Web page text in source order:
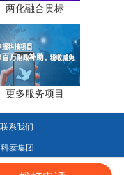
立17年来，致力于
术产品 认定、省市工程
省市工业设计中心认
小企业
、专精特新“小
扣除、两化融合贯标
业大赛、专利奖、科
化等服务。关注【科
资讯!
两化融合贯标
更多服务项目
联系我们
科泰集团